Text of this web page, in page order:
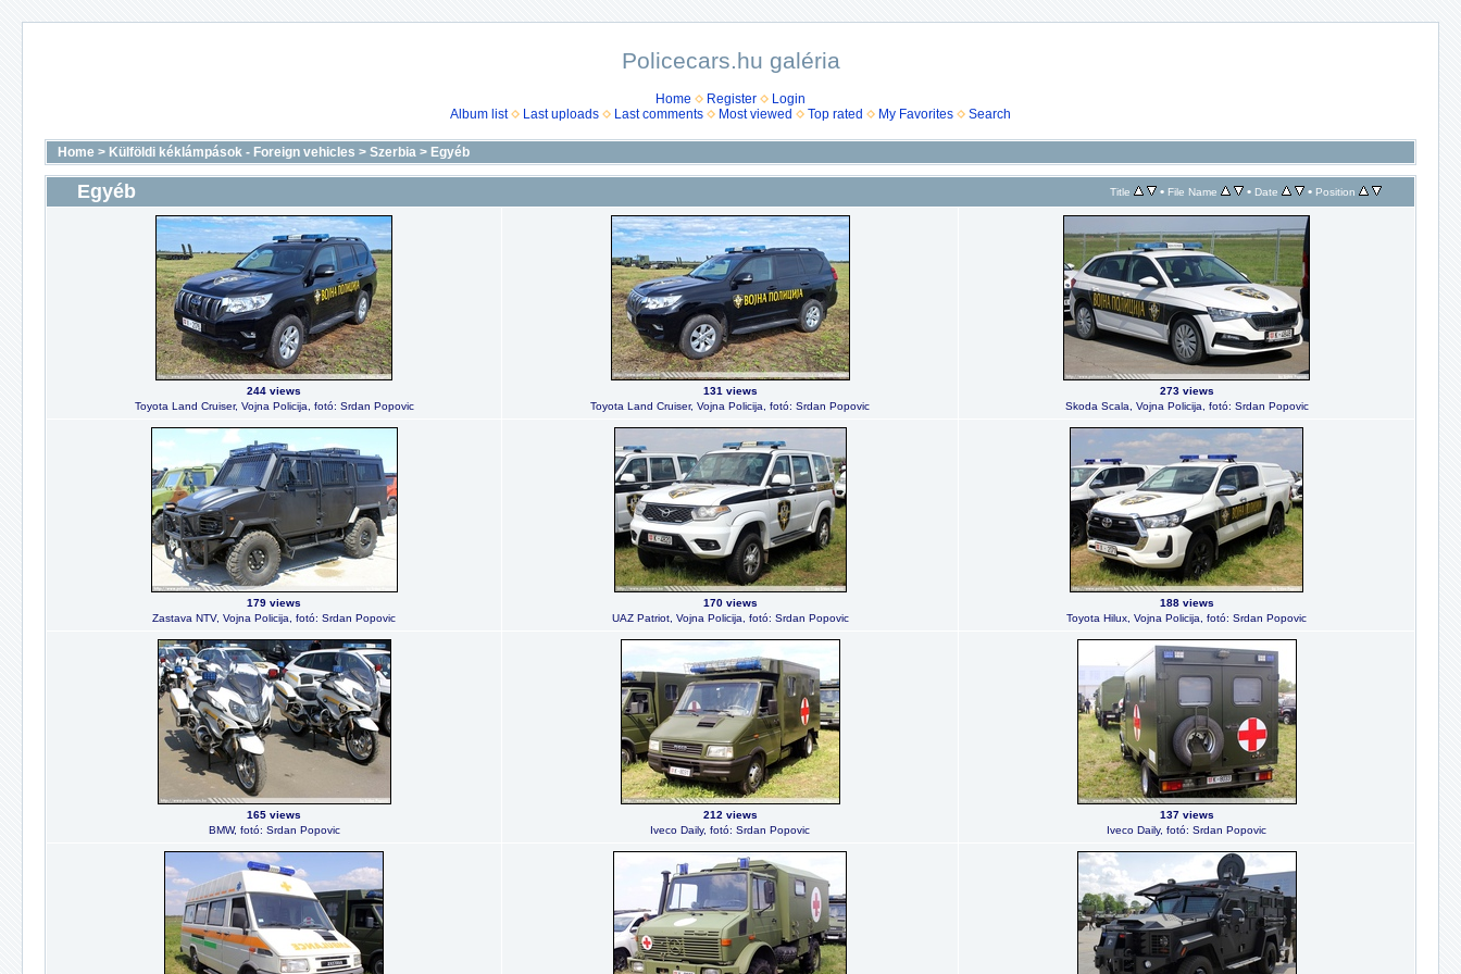
Policecars.hu galéria
Home Register
Login
Album list
Last uploads Last comments Most viewed Top rated My Favorites Search
Home > Külföldi kéklámpások - Foreign vehicles > Szerbia > Egyéb
Egyéb Title • File Name • Date • Position
244 views
Toyota Land Cruiser, Vojna Policija, fotó: Srdan Popovic
131 views
Toyota Land Cruiser, Vojna Policija, fotó: Srdan Popovic
273 views
Skoda Scala, Vojna Policija, fotó: Srdan Popovic
179 views
Zastava NTV, Vojna Policija, fotó: Srdan Popovic
170 views
UAZ Patriot, Vojna Policija, fotó: Srdan Popovic
188 views
Toyota Hilux, Vojna Policija, fotó: Srdan Popovic
165 views
BMW, fotó: Srdan Popovic
212 views
Iveco Daily, fotó: Srdan Popovic
137 views
Iveco Daily, fotó: Srdan Popovic